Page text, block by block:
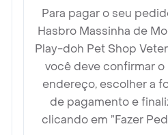
Para pagar o seu
Hasbro Massinha de
Play-doh Pet Shop
você deve confirmar o
endereço, escolher a
de pagamento e
clicando em ”Fazer